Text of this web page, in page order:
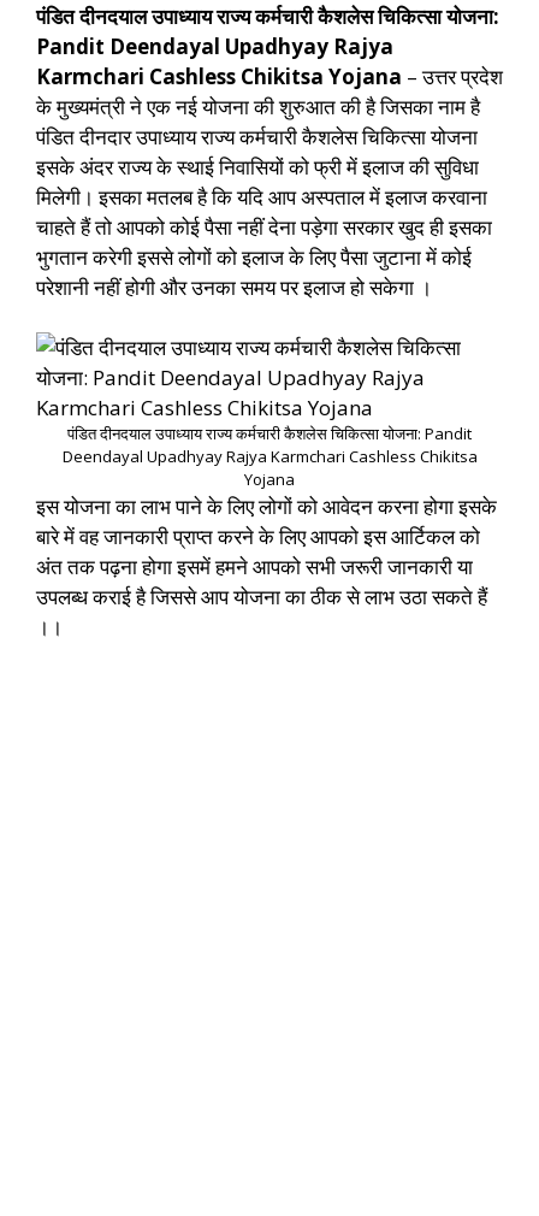
पंडित दीनदयाल उपाध्याय राज्य कर्मचारी कैशलेस चिकित्सा योजना:
Pandit Deendayal Upadhyay Rajya
Karmchari Cashless Chikitsa Yojana – उत्तर प्रदेश
के मुख्यमंत्री ने एक नई योजना की शुरुआत की है जिसका नाम है
पंडित दीनदार उपाध्याय राज्य कर्मचारी कैशलेस चिकित्सा योजना
इसके अंदर राज्य के स्थाई निवासियों को फ्री में इलाज की सुविधा
मिलेगी। इसका मतलब है कि यदि आप अस्पताल में इलाज करवाना
चाहते हैं तो आपको कोई पैसा नहीं देना पड़ेगा सरकार खुद ही इसका
भुगतान करेगी इससे लोगों को इलाज के लिए पैसा जुटाना में कोई
परेशानी नहीं होगी और उनका समय पर इलाज हो सकेगा ।
पंडित दीनदयाल उपाध्याय राज्य कर्मचारी कैशलेस चिकित्सा योजना: Pandit
Deendayal Upadhyay Rajya Karmchari Cashless Chikitsa
Yojana
इस योजना का लाभ पाने के लिए लोगों को आवेदन करना होगा इसके
बारे में वह जानकारी प्राप्त करने के लिए आपको इस आर्टिकल को
अंत तक पढ़ना होगा इसमें हमने आपको सभी जरूरी जानकारी या
उपलब्ध कराई है जिससे आप योजना का ठीक से लाभ उठा सकते हैं
।।